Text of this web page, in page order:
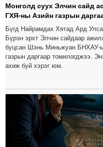
Монголд суух Элчин сайд
ГХЯ-ны Азийн газрын
Бүгд Найрамдах Хятад Ард
Бүрэн эрхт Элчин сайдаар
буцсан Шэнь Миньжуан БНХАУ-
газрын даргаар томилогджээ.
ахиж буй хэрэг юм.